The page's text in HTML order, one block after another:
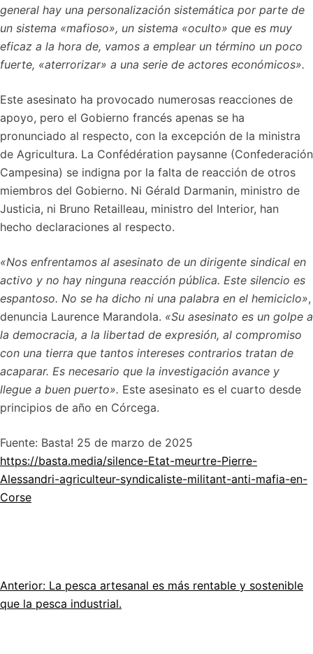
general hay una personalización sistemática por parte de
un sistema «mafioso», un sistema «oculto» que es muy
eficaz a la hora de, vamos a emplear un término un poco
fuerte, «aterrorizar» a una serie de actores económicos».
Este asesinato ha provocado numerosas reacciones de
apoyo, pero el Gobierno francés apenas se ha
pronunciado al respecto, con la excepción de la ministra
de Agricultura. La Confédération paysanne (Confederación
Campesina) se indigna por la falta de reacción de otros
miembros del Gobierno. Ni Gérald Darmanin, ministro de
Justicia, ni Bruno Retailleau, ministro del Interior, han
hecho declaraciones al respecto.
«Nos enfrentamos al asesinato de un dirigente sindical en
activo y no hay ninguna reacción pública. Este silencio es
espantoso. No se ha dicho ni una palabra en el hemiciclo»,
denuncia Laurence Marandola. «Su asesinato es un golpe a
la democracia, a la libertad de expresión, al compromiso
con una tierra que tantos intereses contrarios tratan de
acaparar. Es necesario que la investigación avance y
llegue a buen puerto». Este asesinato es el cuarto desde
principios de año en Córcega.
Fuente: Basta! 25 de marzo de 2025
https://basta.media/silence-Etat-meurtre-Pierre-
Alessandri-agriculteur-syndicaliste-militant-anti-mafia-en-
Corse
Navegación
por
Anterior: La pesca artesanal es más rentable y sostenible
que la pesca industrial.